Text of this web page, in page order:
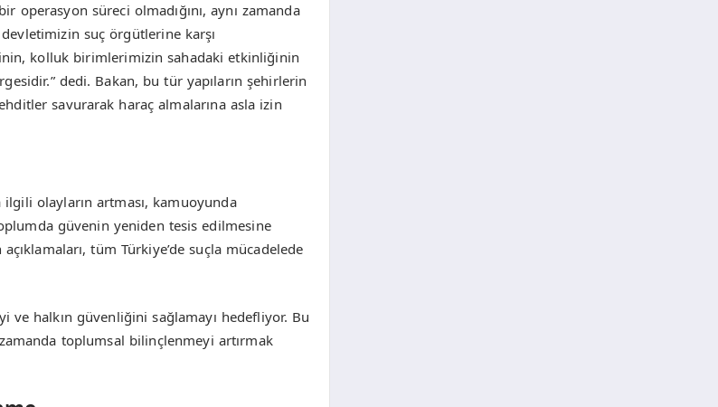
operasyon süreci olmadığını, aynı zamanda
suç örgütlerine karşı
kolluk birimlerimizin sahadaki etkinliğinin
dedi. Bakan, bu tür yapıların şehirlerin
savurarak haraç almalarına asla izin
olayların artması, kamuoyunda
güvenin yeniden tesis edilmesine
tüm Türkiye’de suçla mücadelede
halkın güvenliğini sağlamayı hedefliyor. Bu
toplumsal bilinçlenmeyi artırmak